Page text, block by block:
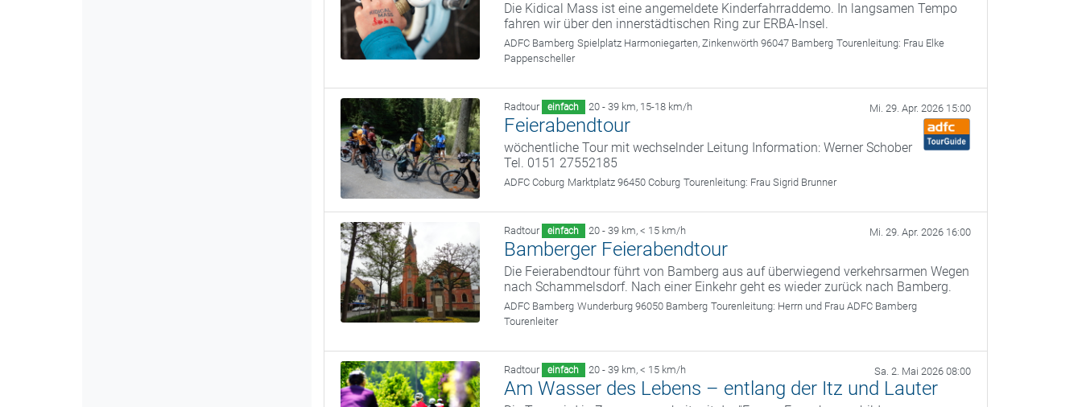
Die Kidical Mass ist eine angemeldete Kinderfahrraddemo. In langsamen Tempo
fahren wir über den innerstädtischen Ring zur ERBA-Insel.
ADFC Bamberg Spielplatz Harmoniegarten, Zinkenwörth 96047 Bamberg Tourenleitung: Frau Elke
Pappenscheller
Radtour einfach 20 - 39 km, 15-18 km/h Mi. 29. Apr. 2026 15:00
Feierabendtour
wöchentliche Tour mit wechselnder Leitung Information: Werner Schober
Tel. 0151 27552185
ADFC Coburg Marktplatz 96450 Coburg Tourenleitung: Frau Sigrid Brunner
Radtour einfach 20 - 39 km, < 15 km/h Mi. 29. Apr. 2026 16:00
Bamberger Feierabendtour
Die Feierabendtour führt von Bamberg aus auf überwiegend verkehrsarmen Wegen
nach Schammelsdorf. Nach einer Einkehr geht es wieder zurück nach Bamberg.
ADFC Bamberg Wunderburg 96050 Bamberg Tourenleitung: Herrn und Frau ADFC Bamberg
Tourenleiter
Radtour einfach 20 - 39 km, < 15 km/h Sa. 2. Mai 2026 08:00
Am Wasser des Lebens – entlang der Itz und Lauter